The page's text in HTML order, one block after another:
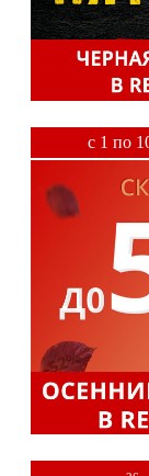
c 1 по